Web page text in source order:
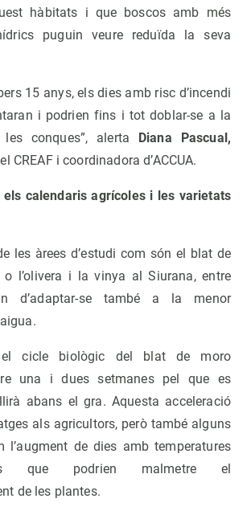
hàbitats i que boscos amb més
puguin veure reduïda la seva
15 anys, els dies amb risc d’incendi
i podrien fins i tot doblar-se a la
conques”, alerta Diana Pascual,
CREAF i coordinadora d’ACCUA.
els calendaris agrícoles i les varietats
les àrees d’estudi com són el blat de
l’olivera i la vinya al Siurana, entre
d’adaptar-se també a la menor
el cicle biològic del blat de moro
una i dues setmanes pel que es
abans el gra. Aquesta acceleració
als agricultors, però també alguns
l’augment de dies amb temperatures
que podrien malmetre el
de les plantes.